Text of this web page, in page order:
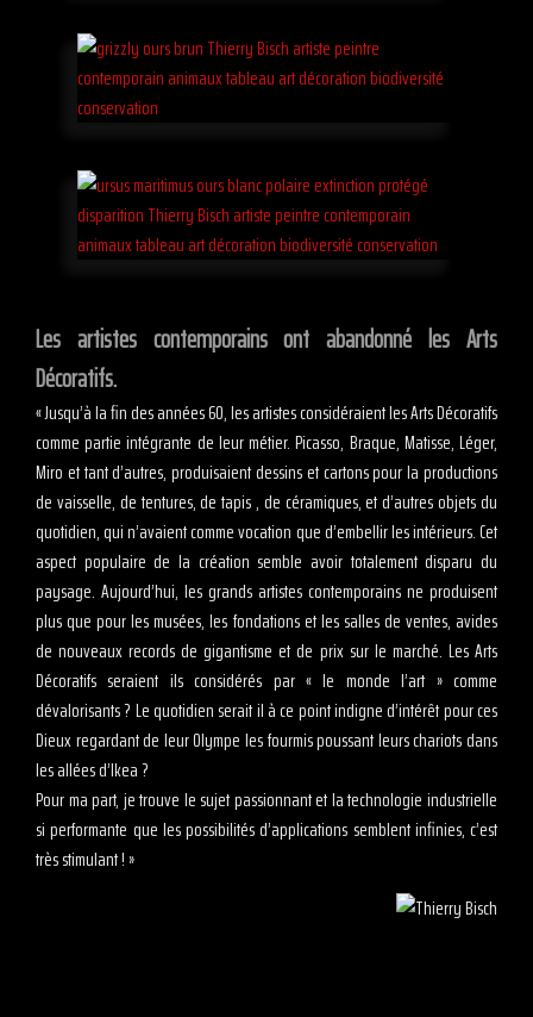
Les artistes contemporains ont abandonné les Arts
Décoratifs.
« Jusqu’à la fin des années 60, les artistes considéraient les Arts Décoratifs
comme partie intégrante de leur métier. Picasso, Braque, Matisse, Léger,
Miro et tant d’autres, produisaient dessins et cartons pour la productions
de vaisselle, de tentures, de tapis , de céramiques, et d’autres objets du
quotidien, qui n’avaient comme vocation que d’embellir les intérieurs. Cet
aspect populaire de la création semble avoir totalement disparu du
paysage. Aujourd’hui, les grands artistes contemporains ne produisent
plus que pour les musées, les fondations et les salles de ventes, avides
de nouveaux records de gigantisme et de prix sur le marché. Les Arts
Décoratifs seraient ils considérés par « le monde l’art » comme
dévalorisants ? Le quotidien serait il à ce point indigne d’intérêt pour ces
Dieux regardant de leur Olympe les fourmis poussant leurs chariots dans
les allées d’Ikea ?
Pour ma part, je trouve le sujet passionnant et la technologie industrielle
si performante que les possibilités d’applications semblent infinies, c’est
très stimulant ! »